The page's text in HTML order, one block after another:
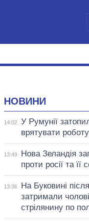
НОВИНИ
14:02
У Румунії
врятувати
13:49
Нова Зеландія
проти росії та її
13:36
На Буковині
затримали
стрілянину по